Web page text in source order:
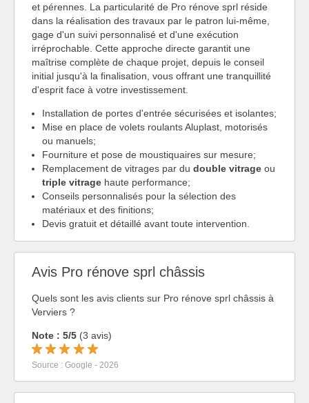
et pérennes. La particularité de Pro rénove sprl réside
dans la réalisation des travaux par le patron lui-même,
gage d'un suivi personnalisé et d'une exécution
irréprochable. Cette approche directe garantit une
maîtrise complète de chaque projet, depuis le conseil
initial jusqu'à la finalisation, vous offrant une tranquillité
d'esprit face à votre investissement.
Installation de portes d'entrée sécurisées et isolantes;
Mise en place de volets roulants Aluplast, motorisés
ou manuels;
Fourniture et pose de moustiquaires sur mesure;
Remplacement de vitrages par du double vitrage ou
triple vitrage haute performance;
Conseils personnalisés pour la sélection des
matériaux et des finitions;
Devis gratuit et détaillé avant toute intervention.
Avis Pro rénove sprl châssis
Quels sont les avis clients sur Pro rénove sprl châssis à
Verviers ?
Note : 5/5 (3 avis)
Source : Google - 2026